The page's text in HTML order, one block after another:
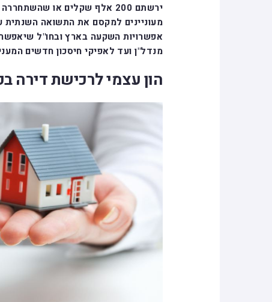
ירשתם 200 אלף שקלים או
מעוניינים למקסם את התשואה השנתית
אפשרויות השקעה בארץ ובחו"ל
מנדל"ן ועד לאפיקי חיסכון חדשים
הון עצמי לרכישת דירה